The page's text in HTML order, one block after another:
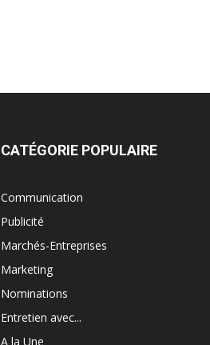
CATÉGORIE POPULAIRE
Communication
Publicité
Marchés-Entreprises
Marketing
Nominations
Entretien avec...
A la Une